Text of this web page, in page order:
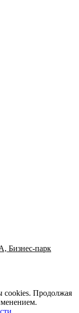
Бизнес-парк
cookies. Продолжая